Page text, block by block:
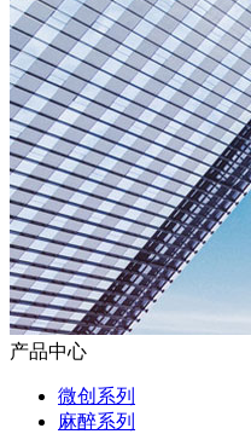
产品中心
微创系列
麻醉系列